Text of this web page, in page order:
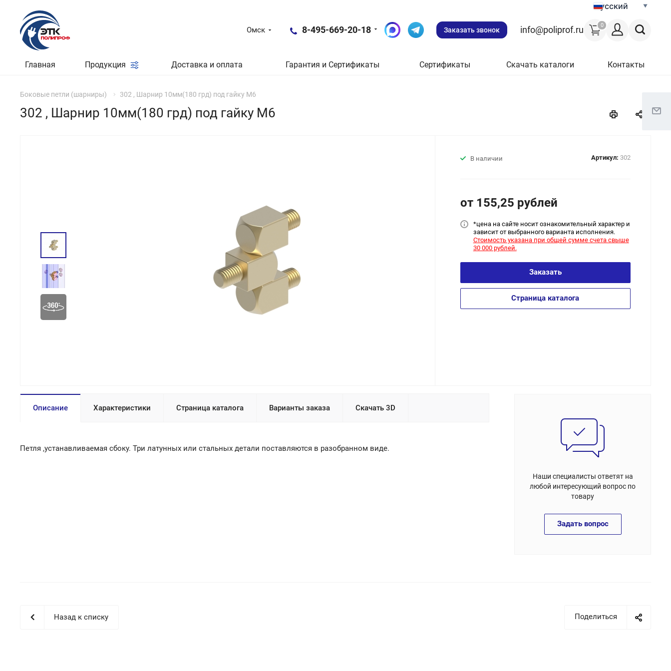
Русский
0
Омск 8-495-669-20-18 Заказать звонок info@poliprof.ru
Главная Продукция Доставка и оплата Гарантия и Сертификаты Сертификаты Скачать каталоги Контакты
Боковые петли (шарниры) 302 , Шарнир 10мм(180 грд) под гайку М6
302 , Шарнир 10мм(180 грд) под гайку М6
В наличии Артикул: 302
от 155,25 рублей
*цена на сайте носит ознакомительный характер и
зависит от выбранного варианта исполнения.
Стоимость указана при общей сумме счета свыше
30 000 рублей.
Заказать
Страница каталога
Описание Характеристики Страница каталога Варианты заказа Скачать 3D
Петля ,устанавливаемая сбоку. Три латунных или стальных детали поставляются в разобранном виде.
Наши специалисты ответят на
любой интересующий вопрос по
товару
Задать вопрос
Поделиться
Назад к списку